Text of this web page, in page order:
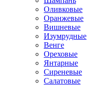
Оливковые
Оранжевые
Вишневые
Изумрудные
Венге
Ореховые
Янтарные
Сиреневые
Салатовые